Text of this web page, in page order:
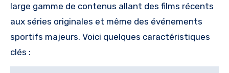
large gamme de contenus allant des films récents
aux séries originales et même des événements
sportifs majeurs. Voici quelques caractéristiques
clés :